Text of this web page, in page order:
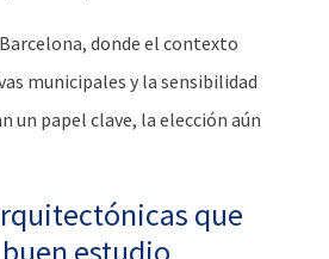
donde el contexto
municipales y la sensibilidad
un papel clave, la elección aún
que